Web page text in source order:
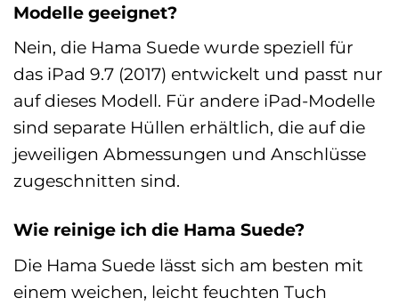
Modelle geeignet?
Nein, die Hama Suede wurde speziell für
das iPad 9.7 (2017) entwickelt und passt nur
auf dieses Modell. Für andere iPad-Modelle
sind separate Hüllen erhältlich, die auf die
jeweiligen Abmessungen und Anschlüsse
zugeschnitten sind.
Wie reinige ich die Hama Suede?
Die Hama Suede lässt sich am besten mit
einem weichen, leicht feuchten Tuch